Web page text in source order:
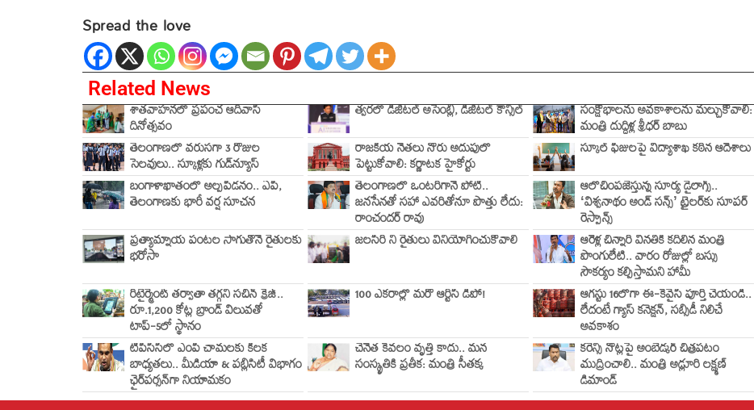
Spread the love
Related News
శాతవాహనలో ప్రపంచ ఆదివాసీ
దినోత్సవం
త్వరలో డిజిటల్ అసెంబ్లీ, డిజిటల్ కౌన్సిల్ సంక్షోభాలను అవకాశాలను మల్చుకోవాలి:
మంత్రి దుద్దిళ్ల శ్రీధర్ బాబు
తెలంగాణలో వరుసగా 3 రోజుల
సెలవులు.. స్కూళ్లకు గుడ్‌న్యూస్
రాజకీయ నేతలు నోరు అదుపులో
పెట్టుకోవాలి: కర్ణాటక హైకోర్టు
స్కూల్ ఫీజులపై విద్యాశాఖ కఠిన ఆదేశాలు
బంగాళాఖాతంలో అల్పపీడనం.. ఏపీ,
తెలంగాణకు భారీ వర్ష సూచన
తెలంగాణలో ఒంటరిగానే పోటీ..
జనసేనతో సహా ఎవరితోనూ పొత్తు లేదు:
రాంచందర్ రావు
ఆలోచింపజేస్తున్న సూర్య డైలాగ్స్..
‘విశ్వనాథం అండ్ సన్స్’ ట్రైలర్‌కు సూపర్
రెస్పాన్స్
ప్రత్యామ్నాయ పంటల సాగుతోనే రైతులకు
భరోసా
జలసిరి ని రైతులు వినియోగించుకోవాలి ఆరేళ్ల చిన్నారి వినతికి కదిలిన మంత్రి
పొంగులేటి.. వారం రోజుల్లో బస్సు
సౌకర్యం కల్పిస్తామని హామీ
రిటైర్మెంట్ తర్వాతా తగ్గని సచిన్ క్రేజ్..
రూ.1,200 కోట్ల బ్రాండ్ విలువతో
టాప్-5లో స్థానం
100 ఎకరాల్లో మరో ఆర్టీసీ డిపో! ఆగస్టు 16లోగా ఈ-కేవైసీ పూర్తి చేయండి..
లేదంటే గ్యాస్ కనెక్షన్, సబ్సిడీ నిలిచే
అవకాశం
టీపీసీసీలో ఎంపీ చామలకు కీలక
బాధ్యతలు.. మీడియా & పబ్లిసిటీ విభాగం
ఛైర్‌పర్సన్‌గా నియామకం
చేనేత కేవలం వృత్తి కాదు.. మన
సంస్కృతికి ప్రతీక: మంత్రి సీతక్క
కరెన్సీ నోట్లపై అంబేడ్కర్ చిత్రపటం
ముద్రించాలి.. మంత్రి అడ్లూరి లక్ష్మణ్
డిమాండ్